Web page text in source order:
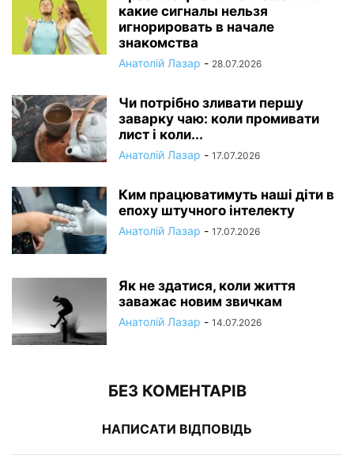
какие сигналы нельзя
игнорировать в начале
знакомства
Анатолій Лазар - 28.07.2026
Чи потрібно зливати першу
заварку чаю: коли промивати
лист і коли...
Анатолій Лазар - 17.07.2026
Ким працюватимуть наші діти в
епоху штучного інтелекту
Анатолій Лазар - 17.07.2026
Як не здатися, коли життя
заважає новим звичкам
Анатолій Лазар - 14.07.2026
БЕЗ КОМЕНТАРІВ
НАПИСАТИ ВІДПОВІДЬ